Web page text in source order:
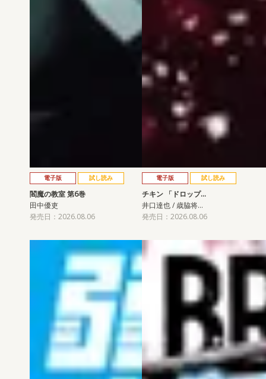
電子版 試し読み
閻魔の教室 第6巻
田中優吏
発売日：2026.08.06
電子版 試し読み
チキン 「ドロップ…
井口達也 / 歳脇将…
発売日：2026.08.06